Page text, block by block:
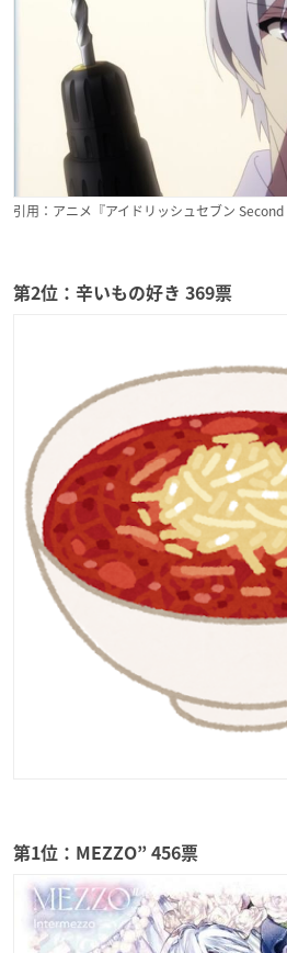
引用：アニメ『アイドリッシュセブン Second
第2位：辛いもの好き 369票
第1位：MEZZO” 456票